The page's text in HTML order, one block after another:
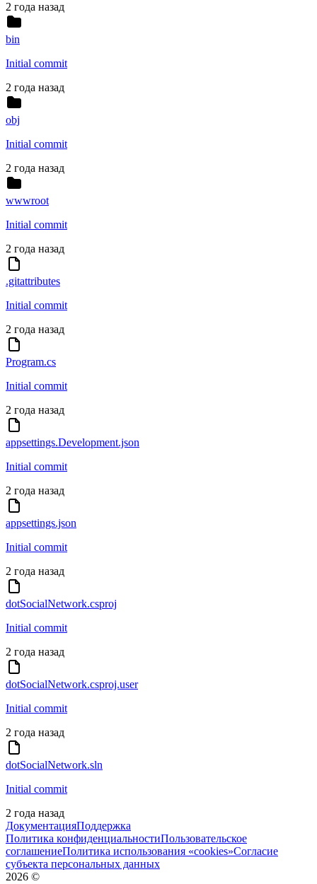
2 года назад
bin
Initial commit
2 года назад
obj
Initial commit
2 года назад
wwwroot
Initial commit
2 года назад
.gitattributes
Initial commit
2 года назад
Program.cs
Initial commit
2 года назад
appsettings.Development.json
Initial commit
2 года назад
appsettings.json
Initial commit
2 года назад
dotSocialNetwork.csproj
Initial commit
2 года назад
dotSocialNetwork.csproj.user
Initial commit
2 года назад
dotSocialNetwork.sln
Initial commit
2 года назад
ДокументацияПоддержка
Политика конфиденциальностиПользовательское
соглашениеПолитика использования «cookies»Согласие
субъекта персональных данных
2026 ©